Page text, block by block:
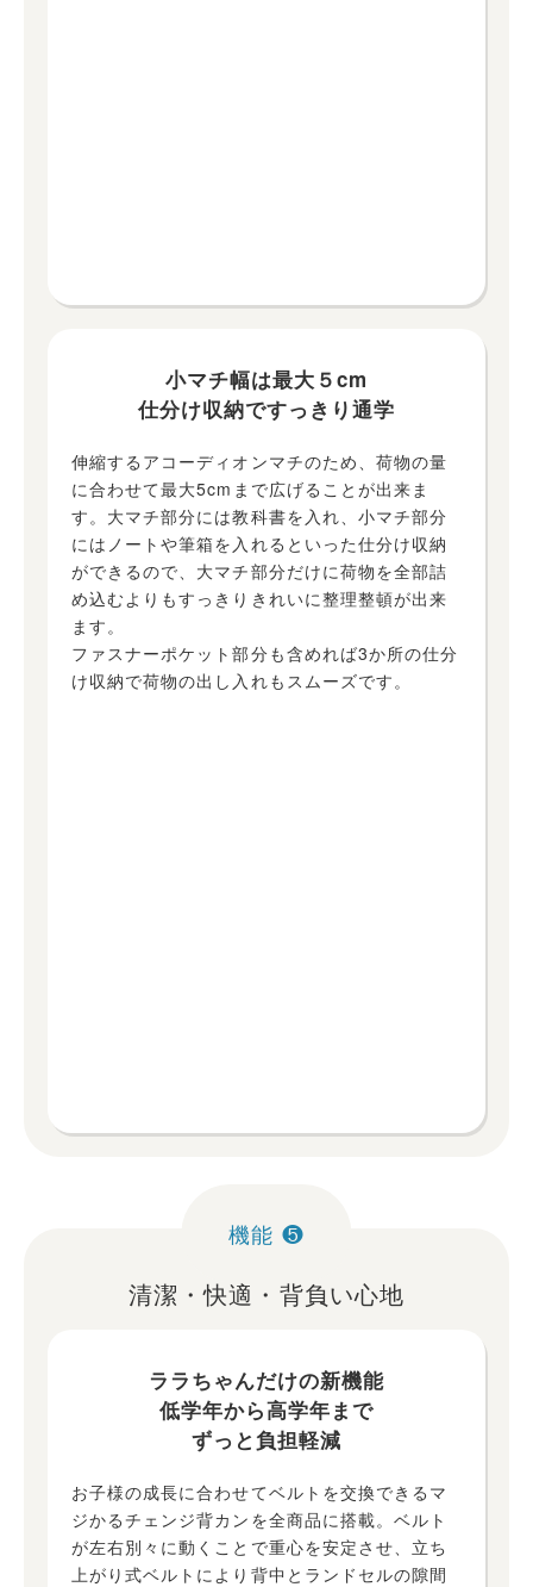
小マチ幅は最大５cm
仕分け収納ですっきり通学
伸縮するアコーディオンマチのため、荷物の量
に合わせて最大5cmまで広げることが出来ま
す。大マチ部分には教科書を入れ、小マチ部分
にはノートや筆箱を入れるといった仕分け収納
ができるので、大マチ部分だけに荷物を全部詰
め込むよりもすっきりきれいに整理整頓が出来
ます。
ファスナーポケット部分も含めれば3か所の仕分
け収納で荷物の出し入れもスムーズです。
機能 ❺
清潔・快適・背負い心地
ララちゃんだけの新機能
低学年から高学年まで
ずっと負担軽減
お子様の成長に合わせてベルトを交換できるマ
ジかるチェンジ背カンを全商品に搭載。ベルト
が左右別々に動くことで重心を安定させ、立ち
上がり式ベルトにより背中とランドセルの隙間